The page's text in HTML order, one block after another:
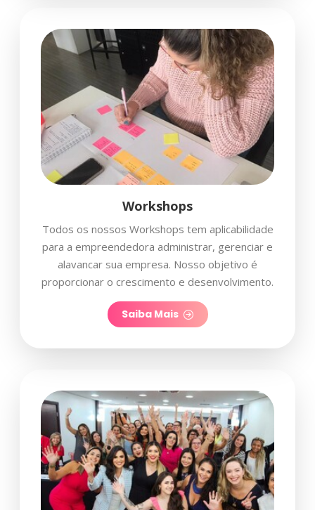
Workshops
Todos os nossos Workshops tem aplicabilidade
para a empreendedora administrar, gerenciar e
alavancar sua empresa. Nosso objetivo é
proporcionar o crescimento e desenvolvimento.
Saiba Mais